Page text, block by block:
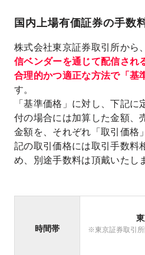
国内上場有価証券の手数
株式会社東京証券取引所から、
信ベンダーを通じて配信され
合理的かつ適正な方法で「基
す。
「基準価格」に対し、下記に
付の場合には加算した金額、
金額を、それぞれ「取引価格
記の取引価格には取引手数料
め、別途手数料は頂戴いたし
時間帯
※東京証券取引